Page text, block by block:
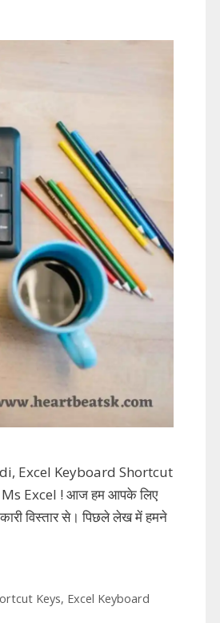
Excel Keyboard Shortcut
Excel ! आज हम आपके लिए
विस्तार से। पिछले लेख में हमने
Keys, Excel Keyboard